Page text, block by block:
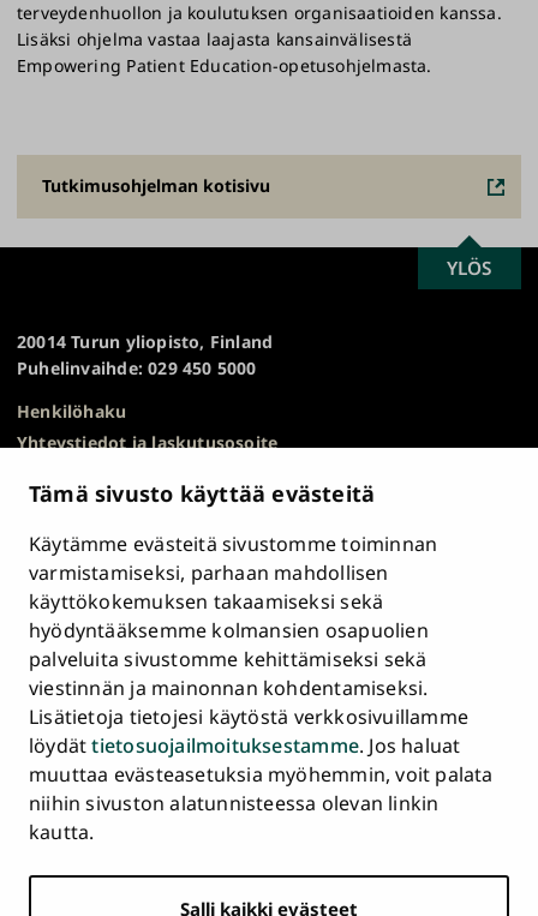
Tämä sivusto käyttää evästeitä
Käytämme evästeitä sivustomme toiminnan
varmistamiseksi, parhaan mahdollisen
käyttökokemuksen takaamiseksi sekä
hyödyntääksemme kolmansien osapuolien
palveluita sivustomme kehittämiseksi sekä
viestinnän ja mainonnan kohdentamiseksi.
Lisätietoja tietojesi käytöstä verkkosivuillamme
löydättietosuojailmoituksestamme. Jos haluat
muuttaa evästeasetuksia myöhemmin, voit palata
niihin sivuston alatunnisteessa olevan linkin
kautta.
Salli kaikki evästeet
terveydenhuollon ja koulutuksen organisaatioiden kanssa.
Lisäksi ohjelma vastaa laajasta kansainvälisestä
Empowering Patient Education-opetusohjelmasta.
Tutkimusohjelman kotisivu
20014 Turun yliopisto, Finland
Puhelinvaihde: 029 450 5000
Henkilöhaku
Yhteystiedot ja laskutusosoite
HR Excellence in Research
Tietosuojailmoitus
Asiakirjajulkisuuskuvaus ja tietopyynnöt
Väärinkäytösepäilyt
Saavutettavuusseloste
Palaute
Intranet ja sähköiset työkalut
Evästeasetukset
Päävalikko
alatunnisteessa
ETUSIVU
Turun
yliopisto
Facebookissa
Turun
yliopisto
Instagramissa
TurunTurunTurunTurun
SCROLL
TO
YLÖS